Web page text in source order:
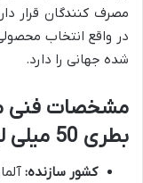
در واقع انتخاب
شده جهانی را دارد.
مشخصات فنی
بطری 50 میلی لیتری
کشور سازنده: